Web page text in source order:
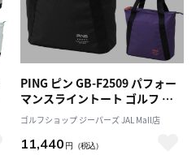
PING ピン GB-F2509 パフォー
マンスライントート ゴルフ ト
ートバッグ 2025年モデル 日本
正規品
ゴルフショップ ジーパーズ JAL Mall店
11,440 円 （税込）